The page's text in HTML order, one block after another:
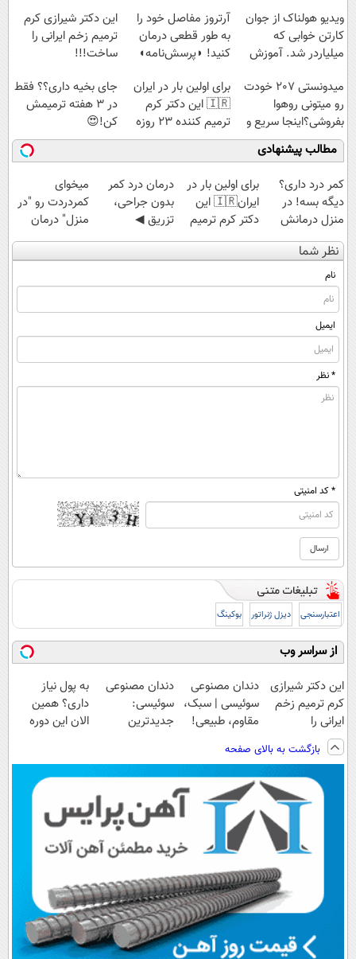
پرداخت قسطیویدیو هولناک از جوان
کارتن خوابی که
میلیاردر شد. آموزش
آرتروز مفاصل خود را
به طور قطعی درمان
کنید! ◗پرسش‌نامه◖
این دکتر شیرازی کرم
ترمیم زخم ایرانی را
ساخت!!!
میدونستی 207 خودت
رو میتونی روهوا
بفروشی؟اینجا سریع و
راحت بفروش
برای اولین بار در ایران
🇮🇷 این دکتر کرم
ترمیم کننده 23 روزه
ساخت!
جای بخیه داری؟؟ فقط
در 3 هفته ترمیمش
کن!😍
مطالب پیشنهادی
کمر درد داری؟
دیگه بسه! در
منزل درمانش
کن
(◀پرسش‌نامه)
برای اولین بار در
ایران🇮🇷 این
دکتر کرم ترمیم
کننده 23 روزه
ساخت!
درمان درد کمر
بدون جراحی،
تزریق ◀
پرسش‌نامه رو پر
کن ▶
میخوای
کمردردت رو "در
منزل" درمان
کنی؟ (◂فیلم +
◂پرسش‌نامه)
نظر شما
نام
ایمیل
* نظر
* کد امنیتی
اعتبارسنجی دیزل ژنراتور بوکینگ
از سراسر وب
این دکتر شیرازی
کرم ترمیم زخم
ایرانی را
ساخت!!!
دندان مصنوعی
سوئیسی | سبک،
مقاوم، طبیعی!
رایگان+پرداخت
اقساطی😍
دندان مصنوعی
سوئیسی:
جدیدترین
پرداخت قسطی
به پول نیاز
داری؟ همین
الان این دوره
بازگشت به بالای صفحه